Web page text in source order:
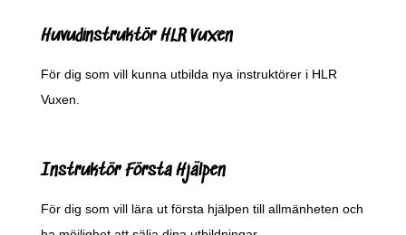
Huvudinstruktör HLR Vuxen
För dig som vill kunna utbilda nya instruktörer i HLR
Vuxen.
Instruktör Första Hjälpen
För dig som vill lära ut första hjälpen till allmänheten och